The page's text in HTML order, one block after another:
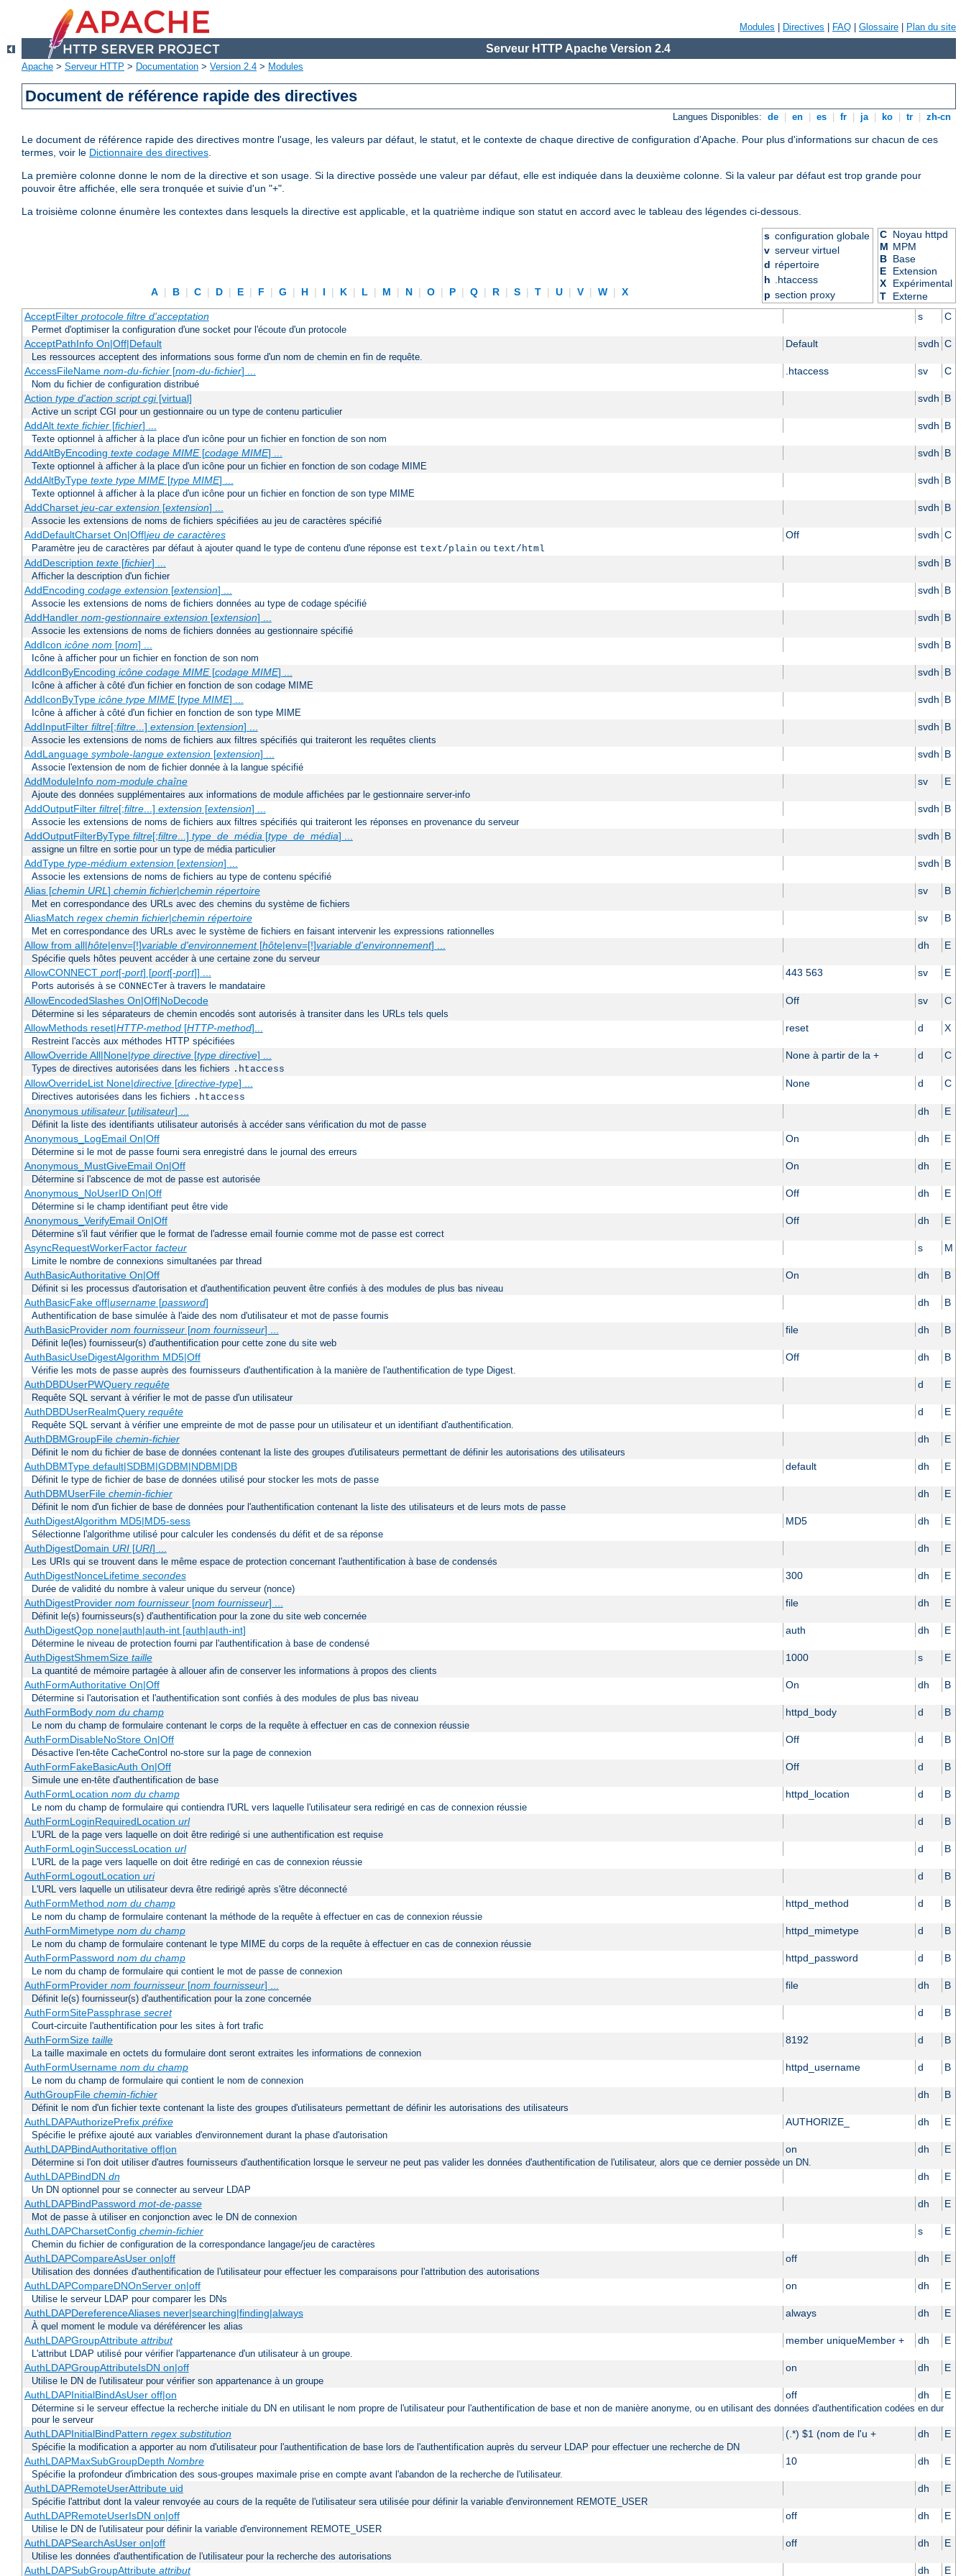
Modules Directives FAQ Glossaire Plan du site
Serveur HTTP Apache Version 2.4
Apache > Serveur HTTP > Documentation > Version 2.4 > Modules
Document de référence rapide des directives
Langues Disponibles: de en es fr ja ko tr zh-cn
Le document de référence rapide des directives montre l'usage, les valeurs par défaut, le statut, et le contexte de chaque directive de configuration d'Apache. Pour plus d'informations sur chacun de ces
termes, voir le Dictionnaire des directives.
La première colonne donne le nom de la directive et son usage. Si la directive possède une valeur par défaut, elle est indiquée dans la deuxième colonne. Si la valeur par défaut est trop grande pour
pouvoir être affichée, elle sera tronquée et suivie d'un "+".
La troisième colonne énumère les contextes dans lesquels la directive est applicable, et la quatrième indique son statut en accord avec le tableau des légendes ci-dessous.
A | B | C | D | E | F | G | H | I | K | L | M | N | O | P | Q | R | S | T | U | V | W | X
s configuration globale
v serveur virtuel
d répertoire
h .htaccess
p section proxy
C Noyau httpd
M MPM
B Base
E
Extension
X
Expérimental
T
Externe
AcceptFilter protocole filtre d'acceptation s C
Permet d'optimiser la configuration d'une socket pour l'écoute d'un protocole
AcceptPathInfo On|Off|Default Default svdh C
Les ressources acceptent des informations sous forme d'un nom de chemin en fin de requête.
AccessFileName nom-du-fichier[nom-du-fichier] ... .htaccess sv C
Nom du fichier de configuration distribué
Action type d'action script cgi[virtual] svdh B
Active un script CGI pour un gestionnaire ou un type de contenu particulier
AddAlt texte fichier[fichier] ... svdh B
Texte optionnel à afficher à la place d'un icône pour un fichier en fonction de son nom
AddAltByEncoding texte codage MIME[codage MIME] ... svdh B
Texte optionnel à afficher à la place d'un icône pour un fichier en fonction de son codage MIME
AddAltByType texte type MIME[type MIME] ... svdh B
Texte optionnel à afficher à la place d'un icône pour un fichier en fonction de son type MIME
AddCharset jeu-car extension[extension] ... svdh B
Associe les extensions de noms de fichiers spécifiées au jeu de caractères spécifié
AddDefaultCharset On|Off|jeu de caractères Off svdh C
Paramètre jeu de caractères par défaut à ajouter quand le type de contenu d'une réponse est text/plain ou text/html
AddDescription texte[fichier] ... svdh B
Afficher la description d'un fichier
AddEncoding codage extension[extension] ... svdh B
Associe les extensions de noms de fichiers données au type de codage spécifié
AddHandler nom-gestionnaire extension[extension] ... svdh B
Associe les extensions de noms de fichiers données au gestionnaire spécifié
AddIcon icône nom [nom] ... svdh B
Icône à afficher pour un fichier en fonction de son nom
AddIconByEncoding icône codage MIME[codage MIME] ... svdh B
Icône à afficher à côté d'un fichier en fonction de son codage MIME
AddIconByType icône type MIME[type MIME] ... svdh B
Icône à afficher à côté d'un fichier en fonction de son type MIME
AddInputFilter filtre[;filtre...] extension[extension] ... svdh B
Associe les extensions de noms de fichiers aux filtres spécifiés qui traiteront les requêtes clients
AddLanguage symbole-langue extension[extension] ... svdh B
Associe l'extension de nom de fichier donnée à la langue spécifié
AddModuleInfo nom-module chaîne sv E
Ajoute des données supplémentaires aux informations de module affichées par le gestionnaire server-info
AddOutputFilter filtre[;filtre...] extension[extension] ... svdh B
Associe les extensions de noms de fichiers aux filtres spécifiés qui traiteront les réponses en provenance du serveur
AddOutputFilterByType filtre[;filtre...] type_de_média[type_de_média] ... svdh B
assigne un filtre en sortie pour un type de média particulier
AddType type-médium extension[extension] ... svdh B
Associe les extensions de noms de fichiers au type de contenu spécifié
Alias [chemin URL] chemin fichier|chemin répertoire sv B
Met en correspondance des URLs avec des chemins du système de fichiers
AliasMatch regex chemin fichier|chemin répertoire sv B
Met en correspondance des URLs avec le système de fichiers en faisant intervenir les expressions rationnelles
Allow from all|hôte|env=[!]variable d'environnement[hôte|env=[!]variable d'environnement] ... dh E
Spécifie quels hôtes peuvent accéder à une certaine zone du serveur
AllowCONNECT port[-port] [port[-port]] ... 443 563 sv E
Ports autorisés à se CONNECTer à travers le mandataire
AllowEncodedSlashes On|Off|NoDecode Off sv C
Détermine si les séparateurs de chemin encodés sont autorisés à transiter dans les URLs tels quels
AllowMethods reset|HTTP-method[HTTP-method]... reset d X
Restreint l'accès aux méthodes HTTP spécifiées
AllowOverride All|None|type directive[type directive] ... None à partir de la + d C
Types de directives autorisées dans les fichiers .htaccess
AllowOverrideList None|directive[directive-type] ... None d C
Directives autorisées dans les fichiers .htaccess
Anonymous utilisateur[utilisateur] ... dh E
Définit la liste des identifiants utilisateur autorisés à accéder sans vérification du mot de passe
Anonymous_LogEmail On|Off On dh E
Détermine si le mot de passe fourni sera enregistré dans le journal des erreurs
Anonymous_MustGiveEmail On|Off On dh E
Détermine si l'abscence de mot de passe est autorisée
Anonymous_NoUserID On|Off Off dh E
Détermine si le champ identifiant peut être vide
Anonymous_VerifyEmail On|Off Off dh E
Détermine s'il faut vérifier que le format de l'adresse email fournie comme mot de passe est correct
AsyncRequestWorkerFactor facteur s M
Limite le nombre de connexions simultanées par thread
AuthBasicAuthoritative On|Off On dh B
Définit si les processus d'autorisation et d'authentification peuvent être confiés à des modules de plus bas niveau
AuthBasicFake off|username[password] dh B
Authentification de base simulée à l'aide des nom d'utilisateur et mot de passe fournis
AuthBasicProvider nom fournisseur[nom fournisseur] ... file dh B
Définit le(les) fournisseur(s) d'authentification pour cette zone du site web
AuthBasicUseDigestAlgorithm MD5|Off Off dh B
Vérifie les mots de passe auprès des fournisseurs d'authentification à la manière de l'authentification de type Digest.
AuthDBDUserPWQuery requête d E
Requête SQL servant à vérifier le mot de passe d'un utilisateur
AuthDBDUserRealmQuery requête d E
Requête SQL servant à vérifier une empreinte de mot de passe pour un utilisateur et un identifiant d'authentification.
AuthDBMGroupFile chemin-fichier dh E
Définit le nom du fichier de base de données contenant la liste des groupes d'utilisateurs permettant de définir les autorisations des utilisateurs
AuthDBMType default|SDBM|GDBM|NDBM|DB default dh E
Définit le type de fichier de base de données utilisé pour stocker les mots de passe
AuthDBMUserFile chemin-fichier dh E
Définit le nom d'un fichier de base de données pour l'authentification contenant la liste des utilisateurs et de leurs mots de passe
AuthDigestAlgorithm MD5|MD5-sess MD5 dh E
Sélectionne l'algorithme utilisé pour calculer les condensés du défit et de sa réponse
AuthDigestDomain URI[URI] ... dh E
Les URIs qui se trouvent dans le même espace de protection concernant l'authentification à base de condensés
AuthDigestNonceLifetime secondes 300 dh E
Durée de validité du nombre à valeur unique du serveur (nonce)
AuthDigestProvider nom fournisseur[nom fournisseur] ... file dh E
Définit le(s) fournisseurs(s) d'authentification pour la zone du site web concernée
AuthDigestQop none|auth|auth-int [auth|auth-int] auth dh E
Détermine le niveau de protection fourni par l'authentification à base de condensé
AuthDigestShmemSize taille 1000 s E
La quantité de mémoire partagée à allouer afin de conserver les informations à propos des clients
AuthFormAuthoritative On|Off On dh B
Détermine si l'autorisation et l'authentification sont confiés à des modules de plus bas niveau
AuthFormBody nom du champ httpd_body d B
Le nom du champ de formulaire contenant le corps de la requête à effectuer en cas de connexion réussie
AuthFormDisableNoStore On|Off Off d B
Désactive l'en-tête CacheControl no-store sur la page de connexion
AuthFormFakeBasicAuth On|Off Off d B
Simule une en-tête d'authentification de base
AuthFormLocation nom du champ httpd_location d B
Le nom du champ de formulaire qui contiendra l'URL vers laquelle l'utilisateur sera redirigé en cas de connexion réussie
AuthFormLoginRequiredLocation url d B
L'URL de la page vers laquelle on doit être redirigé si une authentification est requise
AuthFormLoginSuccessLocation url d B
L'URL de la page vers laquelle on doit être redirigé en cas de connexion réussie
AuthFormLogoutLocation uri d B
L'URL vers laquelle un utilisateur devra être redirigé après s'être déconnecté
AuthFormMethod nom du champ httpd_method d B
Le nom du champ de formulaire contenant la méthode de la requête à effectuer en cas de connexion réussie
AuthFormMimetype nom du champ httpd_mimetype d B
Le nom du champ de formulaire contenant le type MIME du corps de la requête à effectuer en cas de connexion réussie
AuthFormPassword nom du champ httpd_password d B
Le nom du champ de formulaire qui contient le mot de passe de connexion
AuthFormProvider nom fournisseur[nom fournisseur] ... file dh B
Définit le(s) fournisseur(s) d'authentification pour la zone concernée
AuthFormSitePassphrase secret d B
Court-circuite l'authentification pour les sites à fort trafic
AuthFormSize taille 8192 d B
La taille maximale en octets du formulaire dont seront extraites les informations de connexion
AuthFormUsername nom du champ httpd_username d B
Le nom du champ de formulaire qui contient le nom de connexion
AuthGroupFile chemin-fichier dh B
Définit le nom d'un fichier texte contenant la liste des groupes d'utilisateurs permettant de définir les autorisations des utilisateurs
AuthLDAPAuthorizePrefix préfixe AUTHORIZE_ dh E
Spécifie le préfixe ajouté aux variables d'environnement durant la phase d'autorisation
AuthLDAPBindAuthoritative off|on on dh E
Détermine si l'on doit utiliser d'autres fournisseurs d'authentification lorsque le serveur ne peut pas valider les données d'authentification de l'utilisateur, alors que ce dernier possède un DN.
AuthLDAPBindDN dn dh E
Un DN optionnel pour se connecter au serveur LDAP
AuthLDAPBindPassword mot-de-passe dh E
Mot de passe à utiliser en conjonction avec le DN de connexion
AuthLDAPCharsetConfig chemin-fichier s E
Chemin du fichier de configuration de la correspondance langage/jeu de caractères
AuthLDAPCompareAsUser on|off off dh E
Utilisation des données d'authentification de l'utilisateur pour effectuer les comparaisons pour l'attribution des autorisations
AuthLDAPCompareDNOnServer on|off on dh E
Utilise le serveur LDAP pour comparer les DNs
AuthLDAPDereferenceAliases never|searching|finding|always always dh E
À quel moment le module va déréférencer les alias
AuthLDAPGroupAttribute attribut member uniqueMember + dh E
L'attribut LDAP utilisé pour vérifier l'appartenance d'un utilisateur à un groupe.
AuthLDAPGroupAttributeIsDN on|off on dh E
Utilise le DN de l'utilisateur pour vérifier son appartenance à un groupe
AuthLDAPInitialBindAsUser off|on off dh E
Détermine si le serveur effectue la recherche initiale du DN en utilisant le nom propre de l'utilisateur pour l'authentification de base et non de manière anonyme, ou en utilisant des données d'authentification codées en dur
pour le serveur
AuthLDAPInitialBindPattern regex substitution (.*) $1 (nom de l'u + dh E
Spécifie la modification a apporter au nom d'utilisateur pour l'authentification de base lors de l'authentification auprès du serveur LDAP pour effectuer une recherche de DN
AuthLDAPMaxSubGroupDepth Nombre 10 dh E
Spécifie la profondeur d'imbrication des sous-groupes maximale prise en compte avant l'abandon de la recherche de l'utilisateur.
AuthLDAPRemoteUserAttribute uid dh E
Spécifie l'attribut dont la valeur renvoyée au cours de la requête de l'utilisateur sera utilisée pour définir la variable d'environnement REMOTE_USER
AuthLDAPRemoteUserIsDN on|off off dh E
Utilise le DN de l'utilisateur pour définir la variable d'environnement REMOTE_USER
AuthLDAPSearchAsUser on|off off dh E
Utilise les données d'authentification de l'utilisateur pour la recherche des autorisations
AuthLDAPSubGroupAttribute attribut dh E